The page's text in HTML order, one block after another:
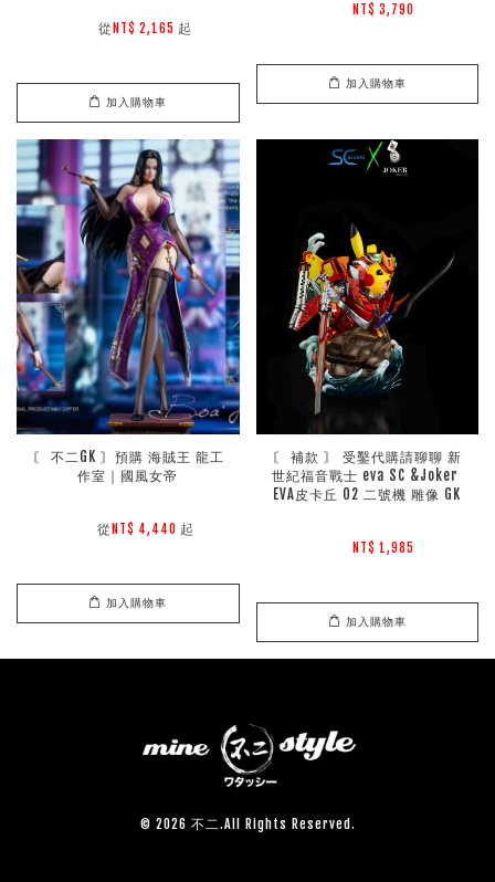
        從
NT$ 2,165 起
加入購物車
NT$ 3,790
加入購物車
〘 不二GK 〙預購 海賊王 龍工
作室｜國風女帝
        從
NT$ 4,440 起
加入購物車
〘 補款 〙 受鑿代購請聊聊 新
世紀福音戰士 eva SC &Joker
EVA皮卡丘 02 二號機 雕像 GK
NT$ 1,985
加入購物車
© 2026 不二.All Rights Reserved.